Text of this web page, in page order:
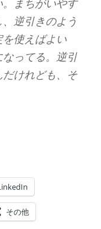
まちがいやす
逆引きのよう
使えばよい
ってる。逆引
けれども、そ
その他